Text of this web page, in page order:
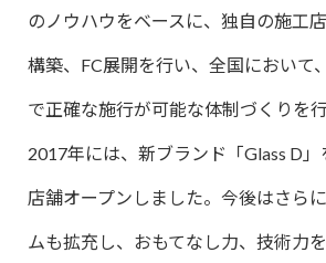
のノウハウをベースに、独自の施工
構築、FC展開を行い、全国において
で正確な施行が可能な体制づくりを行
2017年には、新ブランド「Glass D
店舗オープンしました。今後はさら
ムも拡充し、おもてなし力、技術力